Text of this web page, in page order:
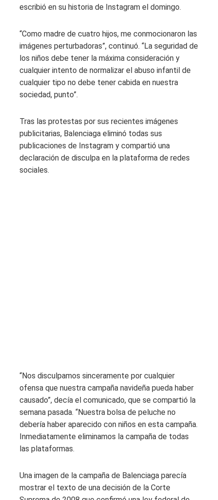
escribió en su historia de Instagram el domingo.
“Como madre de cuatro hijos, me conmocionaron las
imágenes perturbadoras”, continuó. “La seguridad de
los niños debe tener la máxima consideración y
cualquier intento de normalizar el abuso infantil de
cualquier tipo no debe tener cabida en nuestra
sociedad, punto”.
Tras las protestas por sus recientes imágenes
publicitarias, Balenciaga eliminó todas sus
publicaciones de Instagram y compartió una
declaración de disculpa en la plataforma de redes
sociales.
“Nos disculpamos sinceramente por cualquier
ofensa que nuestra campaña navideña pueda haber
causado”, decía el comunicado, que se compartió la
semana pasada. “Nuestra bolsa de peluche no
debería haber aparecido con niños en esta campaña.
Inmediatamente eliminamos la campaña de todas
las plataformas.
Una imagen de la campaña de Balenciaga parecía
mostrar el texto de una decisión de la Corte